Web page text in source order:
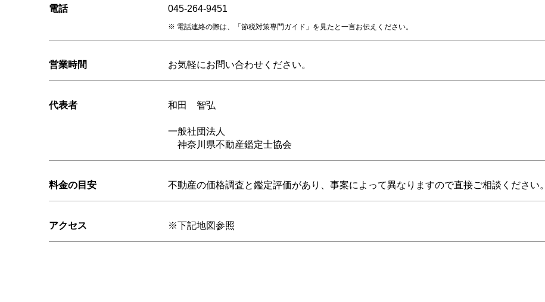
電話 045-264-9451
電話連絡の際は、「節税対策専門ガイド」を見たと一言お伝えください。
営業時間 お気軽にお問い合わせください。
代表者 和田 智弘
一般社団法人
神奈川県不動産鑑定士協会
料金の目安 不動産の価格調査と鑑定評価があり、事案によって異なりますので直接ご相談ください。
アクセス ※下記地図参照